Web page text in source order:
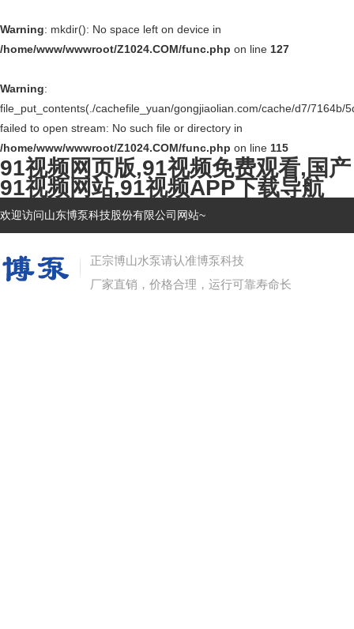
Warning: mkdir(): No space left on device in
/home/www/wwwroot/Z1024.COM/func.php on line 127
Warning:
file_put_contents(./cachefile_yuan/gongjiaolian.com/cache/d7/7164b/
failed to open stream: No such file or directory in
/home/www/wwwroot/Z1024.COM/func.php on line 115
91视频网页版,91视频免费观看,国产
91视频网站,91视频APP下载导航
欢迎访问山东博泵科技股份有限公司网站~
正宗博山水泵请认准博泵科技
厂家直销，价格合理，运行可靠寿命长